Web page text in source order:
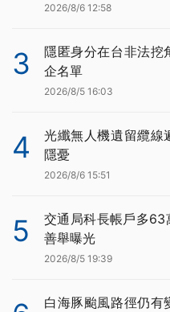
2026/8/6 12:58
3
隱匿身分在台非法挖
企名單
2026/8/5 16:03
4
光纖無人機遺留纜線
隱憂
2026/8/6 15:51
5
交通局科長帳戶多
善舉曝光
2026/8/5 19:39
白海豚颱風路徑仍有